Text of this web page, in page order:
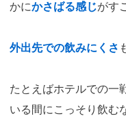
かにかさばる感じがす
外出先での飲みにくさ
たとえばホテルでの一
いる間にこっそり飲む